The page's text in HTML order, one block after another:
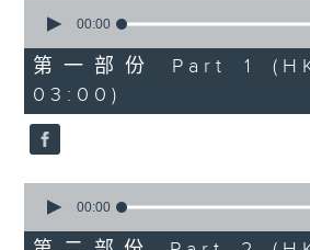
4. 「鬼才伦文叙之卖菜逢
良缘、金马玉堂客、扮美
由 邓碧云、李香琴 主
5. 「金叶菊之梦会梅花涧
由 龙贯天、李凤 主
seconds
56
minutes,
10
seconds
00:00
第一部份 Part 1
03:00)
seconds
56
00:00